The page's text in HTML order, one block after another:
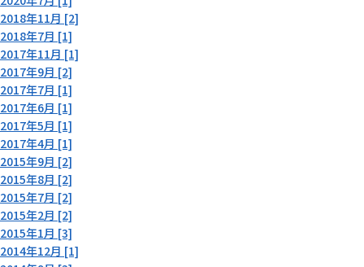
2018年11月 [2]
2018年7月 [1]
2017年11月 [1]
2017年9月 [2]
2017年7月 [1]
2017年6月 [1]
2017年5月 [1]
2017年4月 [1]
2015年9月 [2]
2015年8月 [2]
2015年7月 [2]
2015年2月 [2]
2015年1月 [3]
2014年12月 [1]